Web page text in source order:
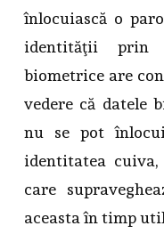
înlocuiască o
identităţii prin
biometrice are
vedere că datele
nu se pot
identitatea
care
aceasta în timp